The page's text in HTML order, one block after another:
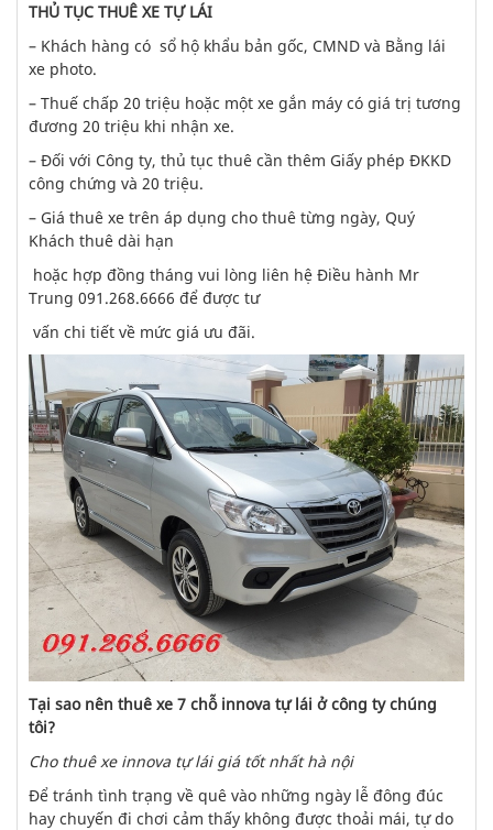
THỦ TỤC THUÊ XE TỰ LÁI
– Khách hàng có sổ hộ khẩu bản gốc, CMND và Bằng lái
xe photo.
– Thuế chấp 20 triệu hoặc một xe gắn máy có giá trị tương
đương 20 triệu khi nhận xe.
– Đối với Công ty, thủ tục thuê cần thêm Giấy phép ĐKKD
công chứng và 20 triệu.
– Giá thuê xe trên áp dụng cho thuê từng ngày, Quý
Khách thuê dài hạn
hoặc hợp đồng tháng vui lòng liên hệ Điều hành Mr
Trung 091.268.6666 để được tư
vấn chi tiết về mức giá ưu đãi.
Tại sao nên thuê xe 7 chỗ innova tự lái ở công ty chúng
tôi?
Cho thuê xe innova tự lái giá tốt nhất hà nội
Để tránh tình trạng về quê vào những ngày lễ đông đúc
hay chuyến đi chơi cảm thấy không được thoải mái, tự do